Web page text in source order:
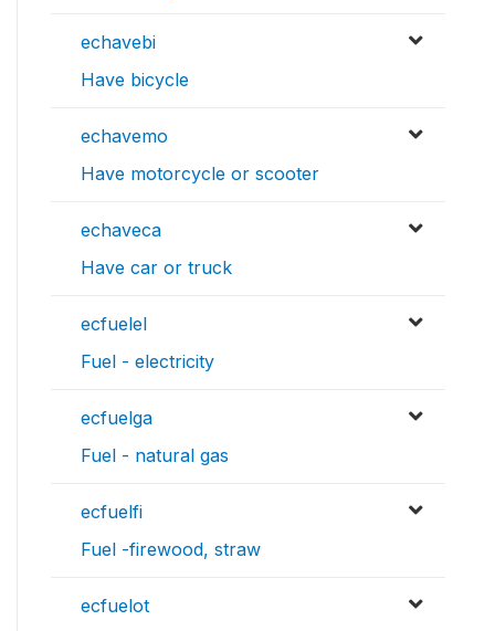
echavebi
Have bicycle
echavemo
Have motorcycle or scooter
echaveca
Have car or truck
ecfuelel
Fuel - electricity
ecfuelga
Fuel - natural gas
ecfuelfi
Fuel -firewood, straw
ecfuelot